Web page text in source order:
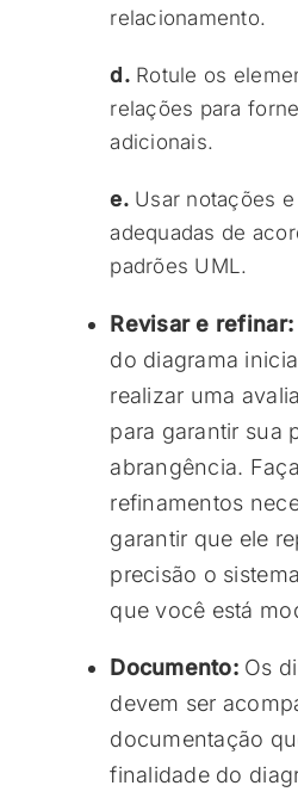
relacionamento.
d. Rotule os
relações para
adicionais.
e.Usar notações
adequadas de
padrões UML.
Revisar e refinar:
do diagrama
realizar uma
para garantir sua
abrangência.
refinamentos
garantir que ele
precisão o
que você está
Documento: Os
devem ser
documentação
finalidade do